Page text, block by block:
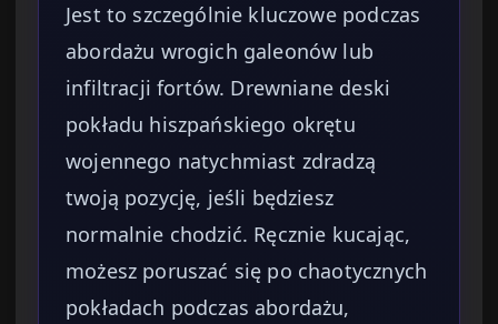
Jest to szczególnie kluczowe podczas
abordażu wrogich galeonów lub
infiltracji fortów. Drewniane deski
pokładu hiszpańskiego okrętu
wojennego natychmiast zdradzą
twoją pozycję, jeśli będziesz
normalnie chodzić. Ręcznie kucając,
możesz poruszać się po chaotycznych
pokładach podczas abordażu,